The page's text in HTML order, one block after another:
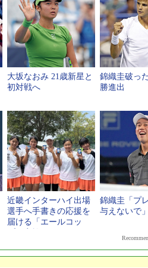
大坂なおみ 21歳新星と
初対戦へ
錦織圭破っ
勝進出
近畿インターハイ出場
選手へ手書きの応援を
届ける「エールコッ
錦織圭「プ
与えないで」